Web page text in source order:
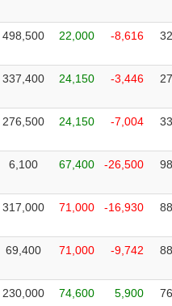
498,500 22,000 -8,616
337,400 24,150 -3,446
276,500 24,150 -7,004
6,100 67,400 -26,500
317,000 71,000 -16,930
69,400 71,000 -9,742
230,000 74,600 5,900